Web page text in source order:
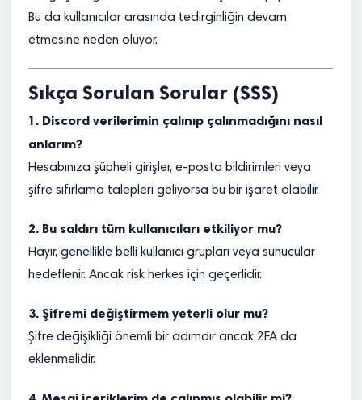
Bu da kullanıcılar arasında tedirginliğin devam
etmesine neden oluyor.
Sıkça Sorulan Sorular (SSS)
1. Discord verilerimin çalınıp çalınmadığını nasıl
anlarım?
Hesabınıza şüpheli girişler, e-posta bildirimleri veya
şifre sıfırlama talepleri geliyorsa bu bir işaret olabilir.
2. Bu saldırı tüm kullanıcıları etkiliyor mu?
Hayır, genellikle belli kullanıcı grupları veya sunucular
hedeflenir. Ancak risk herkes için geçerlidir.
3. Şifremi değiştirmem yeterli olur mu?
Şifre değişikliği önemli bir adımdır ancak 2FA da
eklenmelidir.